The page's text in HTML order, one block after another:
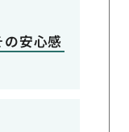
安心感